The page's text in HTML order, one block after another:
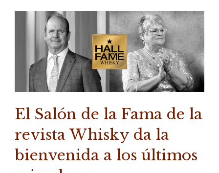
El Salón de la Fama de la
revista Whisky da la
bienvenida a los últimos